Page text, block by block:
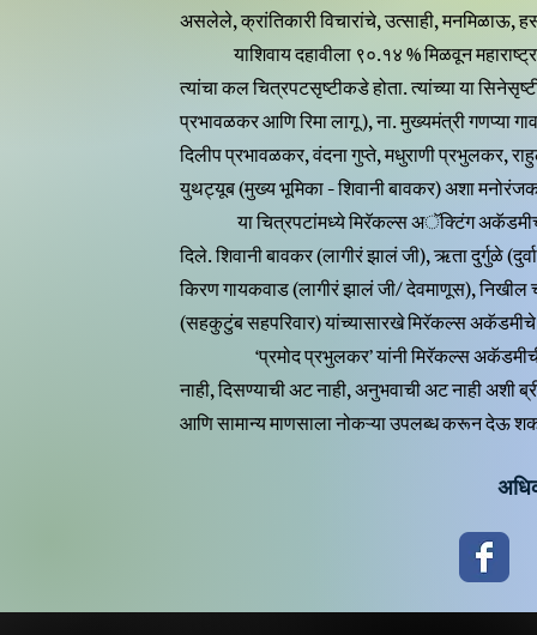
असलेले, क्रांतिकारी विचारांचे, उत्साही, मनमिळाऊ,
याशिवाय दहावीला ९०.१४ % मिळवून
त्यांचा कल चित्रपटसृष्टीकडे होता. त्यांच्या या
प्रभावळकर आणि रिमा लागू ), ना. मुख्यमंत्री गणप्या
दिलीप प्रभावळकर, वंदना गुप्ते, मधुराणी प्रभुलकर,
युथट्यूब (मुख्य भूमिका - शिवानी बावकर) अशा
या चित्रपटांमध्ये मिरॅकल्स अॅक्टिंग अकॅडमीच्या
दिले. शिवानी बावकर (लागीरं झालं जी), ऋता दुर्गुळे
किरण गायकवाड (लागीरं झालं जी/ देवमाणूस), निखील
(सहकुटुंब सहपरिवार) यांच्यासारखे मिरॅकल्स
‘प्रमोद प्रभुलकर’ यांनी मिरॅकल्स अकॅडमीची
नाही, दिसण्याची अट नाही, अनुभवाची अट नाही
आणि सामान्य माणसाला नोकऱ्या उपलब्ध करून देऊ